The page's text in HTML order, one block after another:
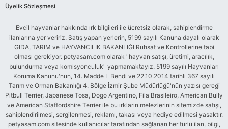
Üyelik Sözleşmesi
Evcil hayvanlar hakkında ırk bilgileri ile ücretsiz olarak, sahiplendirme
ilanlarına yer veririz. Satış yapan yerlerin, 5199 sayılı Kanuna dayalı olarak
GIDA, TARIM ve HAYVANCILIK BAKANLIĞI Ruhsat ve Kontrollerine tabi
olması gerekiyor. petyasam.com olarak "hayvan satışı, üretimi, aracılık,
bulundurma veya komisyonculuk" yapmamaktayız. 5199 sayılı Hayvanları
Koruma Kanunu'nun, 14. Madde L Bendi ve 22.10.2014 tarihli 367 sayılı
Tarım ve Orman Bakanlığı 4. Bölge İzmir Şube Müdürlüğü'nün yazısı gereği
Pitbull Terrier, Japanese Tosa, Dogo Argentino, Fila Brasileiro, American Bully
ve American Staffordshire Terrier ile bu ırkların melezlerinin sitemizde satışı,
sahiplendirilmesi, sergilenmesi, reklamı, takası veya hediye edilmesi yasaktır.
petyasam.com sitesinde kullanıcılar tarafından sağlanan her türlü ilan, bilgi,